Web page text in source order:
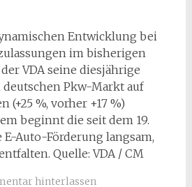
Entwicklung bei
im bisherigen
VDA seine diesjährige
deutschen Pkw-Markt auf
(+25 %, vorher +17 %)
beginnt die seit dem 19.
Auto-Förderung langsam,
Quelle: VDA / CM
hinterlassen